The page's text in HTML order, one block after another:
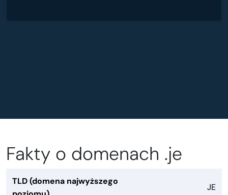
Fakty o domenach .je
TLD (domena najwyższego
JE